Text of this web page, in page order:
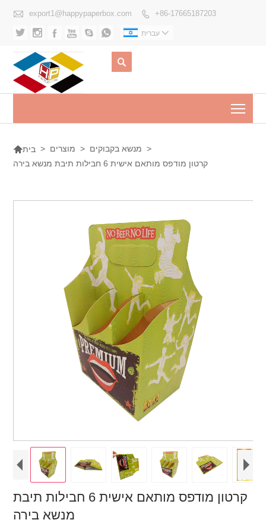
 export1@happypaperbox.com  +86-17665187203
      עברית 

בית > מוצרים > מנשא בקבוקים >
קרטון מודפס מותאם אישית 6 חבילות תיבת מנשא בירה
קרטון מודפס מותאם אישית 6 חבילות תיבת
מנשא בירה